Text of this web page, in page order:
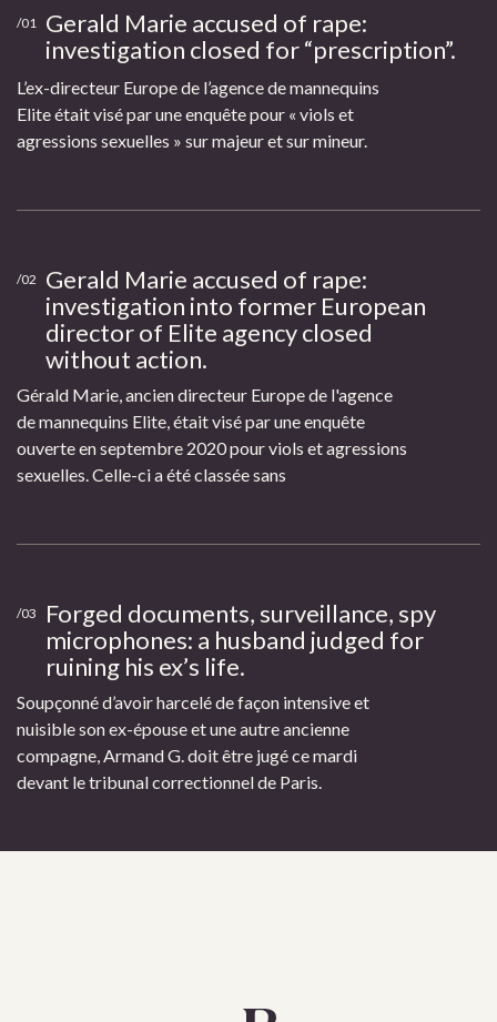
/01 Gerald Marie accused of rape:
investigation closed for “prescription”.
L’ex-directeur Europe de l’agence de mannequins
Elite était visé par une enquête pour « viols et
agressions sexuelles » sur majeur et sur mineur.
/02
Gerald Marie accused of rape:
investigation into former European
director of Elite agency closed
without action.
Gérald Marie, ancien directeur Europe de l'agence
de mannequins Elite, était visé par une enquête
ouverte en septembre 2020 pour viols et agressions
sexuelles. Celle-ci a été classée sans
/03
Forged documents, surveillance, spy
microphones: a husband judged for
ruining his ex’s life.
Soupçonné d’avoir harcelé de façon intensive et
nuisible son ex-épouse et une autre ancienne
compagne, Armand G. doit être jugé ce mardi
devant le tribunal correctionnel de Paris.